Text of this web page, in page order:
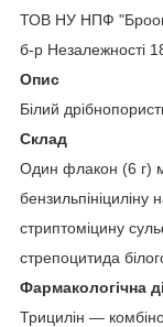
ТОВ НУ НПФ
б-p Незалежності
Опис
Білий
Склад
Один флакон (6 г)
Фармакологічна
Трицилін —